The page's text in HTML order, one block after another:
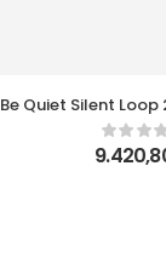
Be Quiet Silent Loop
İşlemci Sıvı